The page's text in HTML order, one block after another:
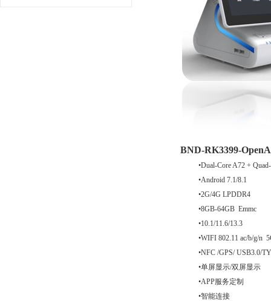
BND-RK3399-
•Dual-Core A72 +
•Android 7.1/8.1
•2G/4G LPDDR4
•8GB-64GB Emmc
•10.1/11.6/13.3
•WIFI 802.11 ac/b/g/
•NFC /GPS/ USB3.0/
•单屏显示/双屏显示
•APP服务定制
•智能连接